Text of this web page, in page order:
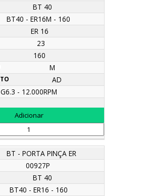
BT 40
BT40 - ER16M - 160
ER 16
23
160
M
AD
G6.3 - 12.000RPM
BT - PORTA PINÇA ER
00927P
BT 40
BT40 - ER16 - 160